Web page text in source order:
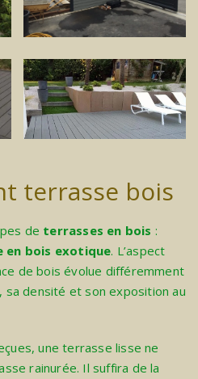
terrasse bois
de terrasses en bois :
en bois exotique. L’aspect
de bois évolue différemment
densité et son exposition au
une terrasse lisse ne
rainurée. Il suffira de la